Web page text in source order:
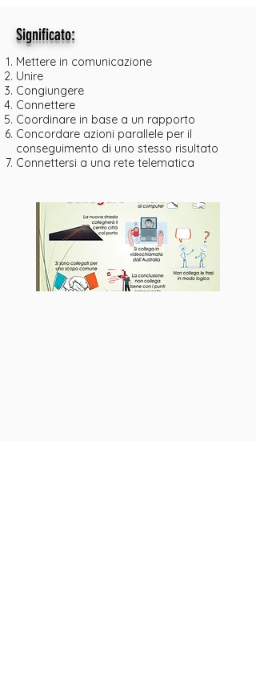
Significato:
Mettere in comunicazione
Unire
Congiungere
Connettere
Coordinare in base a un rapporto
Concordare azioni parallele per il
conseguimento di uno stesso risultato
Connettersi a una rete telematica